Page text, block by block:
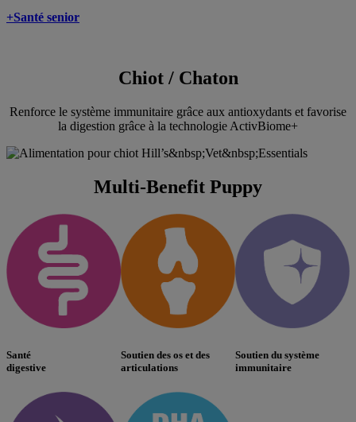
+Santé senior
Chiot / Chaton
Renforce le système immunitaire grâce aux antioxydants et favorise
la digestion grâce à la technologie ActivBiome+
Multi-Benefit Puppy
Santé
digestive
Soutien des os et des
articulations
Soutien du système
immunitaire